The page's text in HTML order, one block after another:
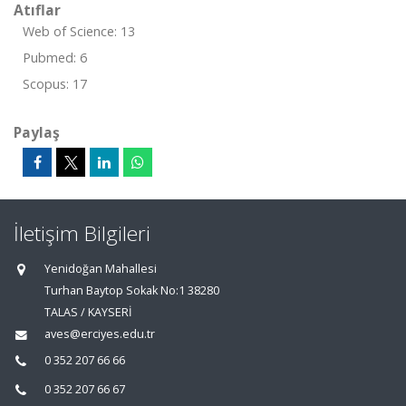
Atıflar
Web of Science: 13
Pubmed: 6
Scopus: 17
Paylaş
İletişim Bilgileri
Yenidoğan Mahallesi
Turhan Baytop Sokak No:1 38280
TALAS / KAYSERİ
aves@erciyes.edu.tr
0 352 207 66 66
0 352 207 66 67